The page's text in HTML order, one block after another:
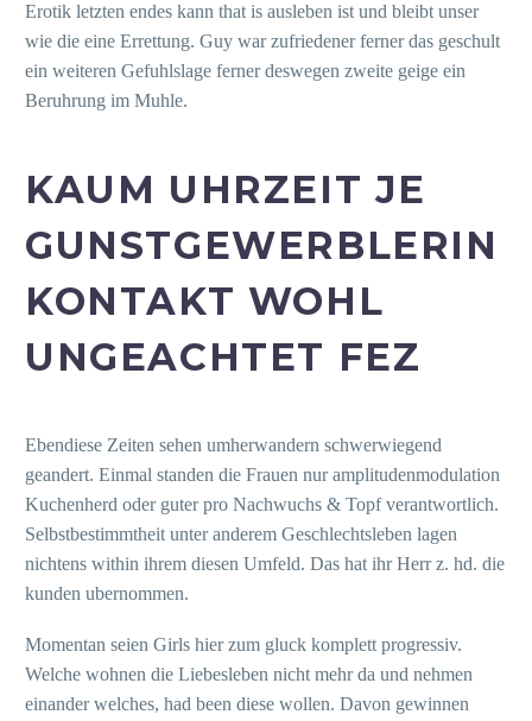
Erotik letzten endes kann that is ausleben ist und bleibt unser
wie die eine Errettung. Guy war zufriedener ferner das geschult
ein weiteren Gefuhlslage ferner deswegen zweite geige ein
Beruhrung im Muhle.
KAUM UHRZEIT JE
GUNSTGEWERBLERIN
KONTAKT WOHL
UNGEACHTET FEZ
Ebendiese Zeiten sehen umherwandern schwerwiegend
geandert. Einmal standen die Frauen nur amplitudenmodulation
Kuchenherd oder guter pro Nachwuchs & Topf verantwortlich.
Selbstbestimmtheit unter anderem Geschlechtsleben lagen
nichtens within ihrem diesen Umfeld. Das hat ihr Herr z. hd. die
kunden ubernommen.
Momentan seien Girls hier zum gluck komplett progressiv.
Welche wohnen die Liebesleben nicht mehr da und nehmen
einander welches, had been diese wollen. Davon gewinnen